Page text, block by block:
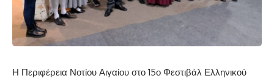
Η Περιφέρεια Νοτίου Αιγαίου στο 15ο Φεστιβάλ Ελληνικού